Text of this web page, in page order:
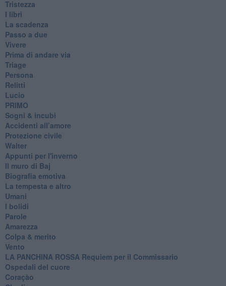
Tristezza
I libri
La scadenza
Passo a due
Vivere
Prima di andare via
Triage
Persona
Relitti
Lucio
PRIMO
Sogni & incubi
Accidenti all’amore
Protezione civile
Walter
Appunti per l'inverno
Il muro di Baj
Biografia emotiva
La tempesta e altro
Umani
I bolidi
Parole
Amarezza
Colpa & merito
Vento
​LA PANCHINA ROSSA Requiem per il Commissario
Ospedali del cuore
Coraçào